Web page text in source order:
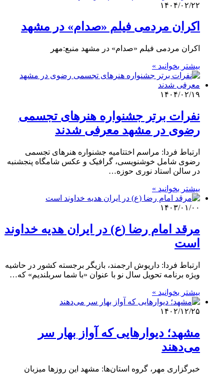
۱۴۰۴/۰۲/۲۲
اکران مردمی فیلم «صدام» در مشهد
اکران مردمی فیلم «صدام» در مشهد منبع:مهر
بیشتر بخوانید »
۱۴۰۴/۰۲/۱۹
نفرات برتر جشنواره هنرهای تجسمی
رضوی در مشهد معرفی شدند
ارتباط فردا: مراسم اختتامیه جشنواره هنرهای تجسمی
رضوی شامل خوشنویسی، گرافیک و عکس شامگاه پنجشنبه
در سالن استاد نوری حوزه…
بیشتر بخوانید »
۱۴۰۳/۰۱/۰۰
مرقد امام رضا (ع) در ایران هدیه خداوند
است
ارتباط فردا: داریوش ارجمند، بازیگر برجسته کشور در حاشیه
ویژه برنامه تحویل سال نو با عنوان «با شما سربلندیم» که…
بیشتر بخوانید »
۱۴۰۲/۱۲/۲۵
مشهد؛ دیوارهایی که آواز بهار سر
می‌دهند
خبرگزاری مهر، گروه استان‌ها: مشهد این روزها میزبان